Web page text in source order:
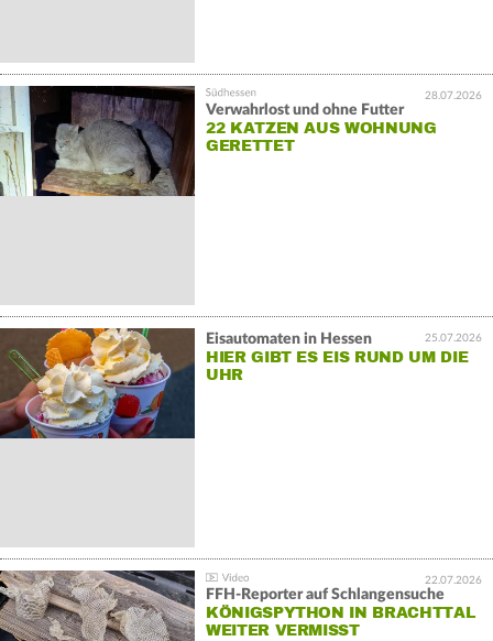
28.07.2026
Verwahrlost und ohne Futter
22 KATZEN AUS WOHNUNG
GERETTET
25.07.2026
Eisautomaten in Hessen
HIER GIBT ES EIS RUND UM DIE
UHR
22.07.2026
FFH-Reporter auf Schlangensuche
KÖNIGSPYTHON IN BRACHTTAL
WEITER VERMISST